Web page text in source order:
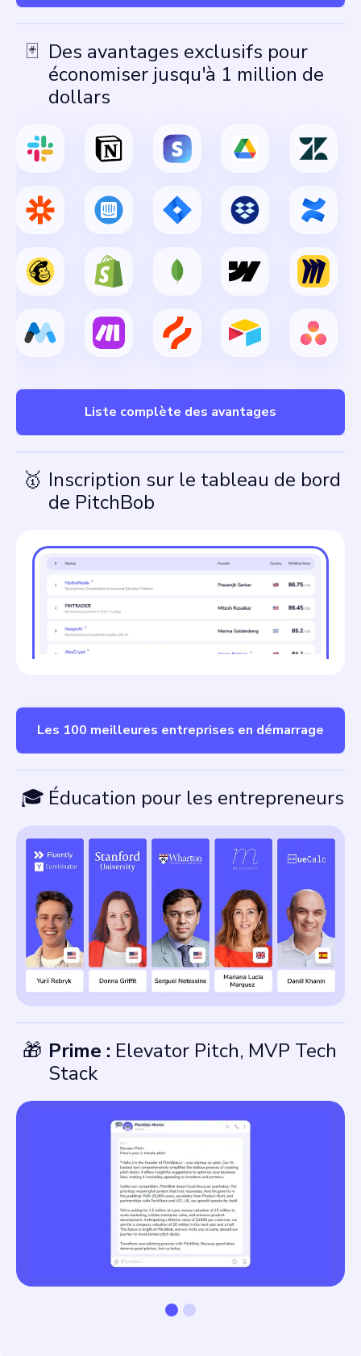
🃏 Des avantages exclusifs pour
économiser jusqu'à 1 million de
dollars
Liste complète des avantages
🥇 Inscription sur le tableau de bord
de PitchBob
Les 100 meilleures entreprises en démarrage
🎓 Éducation pour les entrepreneurs
🎁 Prime : Elevator Pitch, MVP Tech
Stack